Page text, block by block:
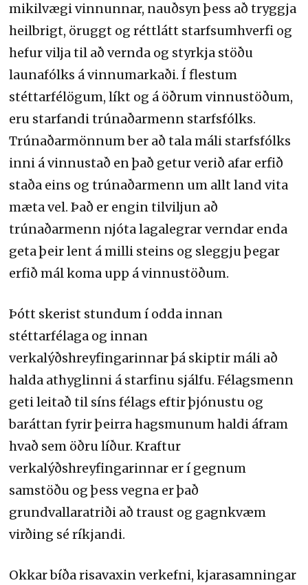
mikilvægi vinnunnar, nauðsyn þess að tryggja
heilbrigt, öruggt og réttlátt starfsumhverfi og
hefur vilja til að vernda og styrkja stöðu
launafólks á vinnumarkaði. Í flestum
stéttarfélögum, líkt og á öðrum vinnustöðum,
eru starfandi trúnaðarmenn starfsfólks.
Trúnaðarmönnum ber að tala máli starfsfólks
inni á vinnustað en það getur verið afar erfið
staða eins og trúnaðarmenn um allt land vita
mæta vel. Það er engin tilviljun að
trúnaðarmenn njóta lagalegrar verndar enda
geta þeir lent á milli steins og sleggju þegar
erfið mál koma upp á vinnustöðum.
Þótt skerist stundum í odda innan
stéttarfélaga og innan
verkalýðshreyfingarinnar þá skiptir máli að
halda athyglinni á starfinu sjálfu. Félagsmenn
geti leitað til síns félags eftir þjónustu og
baráttan fyrir þeirra hagsmunum haldi áfram
hvað sem öðru líður. Kraftur
verkalýðshreyfingarinnar er í gegnum
samstöðu og þess vegna er það
grundvallaratriði að traust og gagnkvæm
virðing sé ríkjandi.
Okkar bíða risavaxin verkefni, kjarasamningar